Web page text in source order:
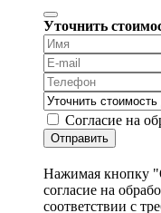
Уточнить
Согласие на
Отправить
Нажимая кнопку
согласие на
соответствии с